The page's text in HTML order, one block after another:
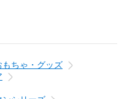
もちゃ・グッズ